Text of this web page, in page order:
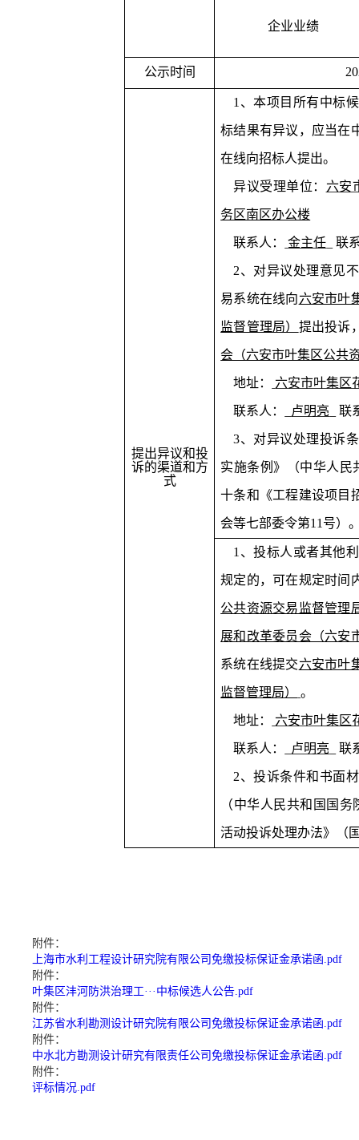
企业业绩
公示时间
提出异议和投
诉的渠道和方
式
1 、本项目所有中标
标结果有异议，应当在
在线向招标人提出。
异议受理单位： 六安
务区南区办公楼
联系人： 金主任 联
2、对异议处理意见
易系统在线向六安市叶
监督管理局） 提出投诉
会（六安市叶集区公共
地址： 六安市叶集区
联系人： 卢明亮 联
3、对异议处理投诉
实施条例》（中华人民
十条和《工程建设项目
会等七部委令第11 号）
1 、投标人或者其他
规定的，可在规定时间
公共资源交易监督管理
展和改革委员会（六安
系统在线提交六安市叶
监督管理局） 。
地址： 六安市叶集区
联系人： 卢明亮 联
2、投诉条件和书面
（中华人民共和国国务
活动投诉处理办法》（
附件：
上海市水利工程设计研究院有限公司免缴投标保证金承诺函.pdf
附件：
叶集区沣河防洪治理工···中标候选人公告.pdf
附件：
江苏省水利勘测设计研究院有限公司免缴投标保证金承诺函.pdf
附件：
中水北方勘测设计研究有限责任公司免缴投标保证金承诺函.pdf
附件：
评标情况.pdf